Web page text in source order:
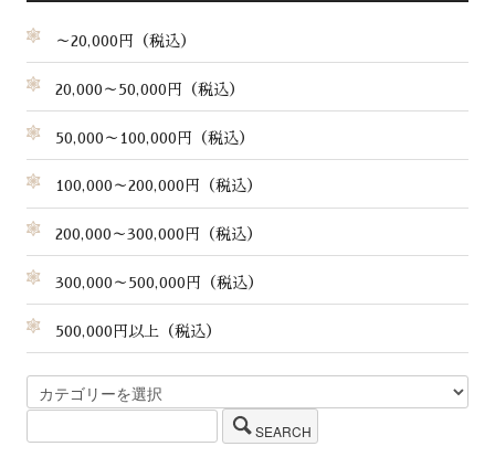
～20,000円（税込）
20,000～50,000円（税込）
50,000～100,000円（税込）
100,000～200,000円（税込）
200,000～300,000円（税込）
300,000～500,000円（税込）
500,000円以上（税込）
SEARCH